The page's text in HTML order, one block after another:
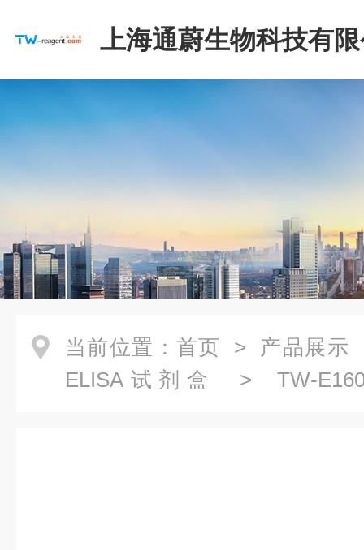
上海通蔚生物科技有
当前位置： 首页 > 产品展示
ELISA试剂盒
> TW-